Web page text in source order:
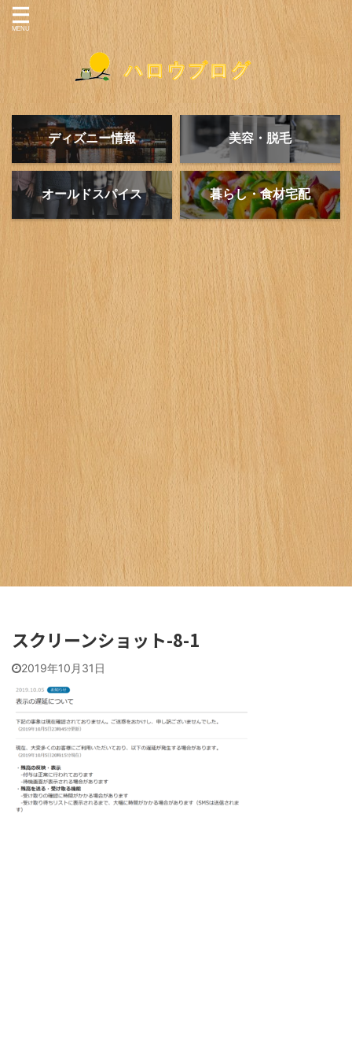
ディズニー情報 美容・脱毛
オールドスパイス 暮らし・食材宅配
スクリーンショット-8-1
2019年10月31日